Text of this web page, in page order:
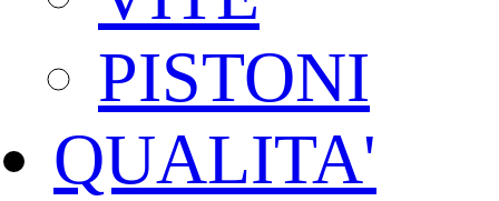
PISTONI
QUALITA'